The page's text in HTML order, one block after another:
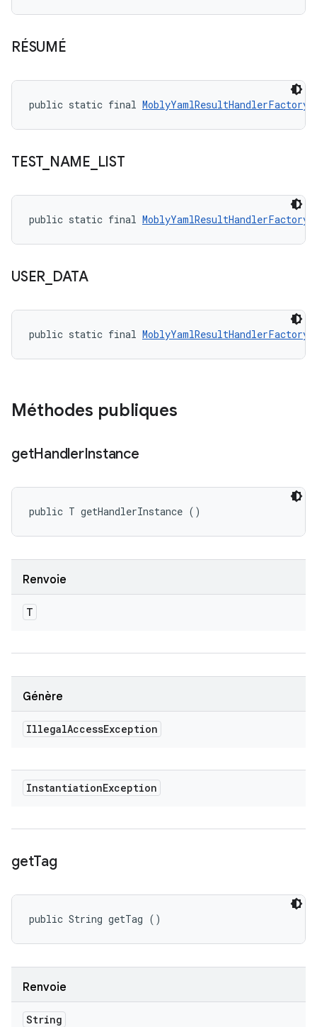
RÉSUMÉ
public static final
TEST_ NAME LIST
public static final
USER DATA
public static final
Méthodes publiques
getHandlerInstance
public T getHandlerInstance ()
Renvoie
T
Génère
IllegalAccessException
InstantiationException
getTag
public String getTag ()
Renvoie
String